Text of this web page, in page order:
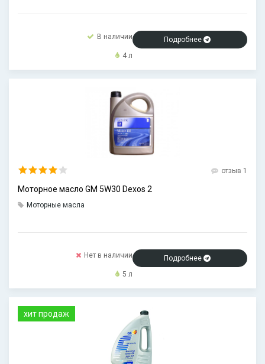
В наличии
Подробнее
4 л
отзыв 1
Моторное масло GM 5W30 Dexos 2
Моторные масла
Нет в наличии
Подробнее
5 л
хит продаж